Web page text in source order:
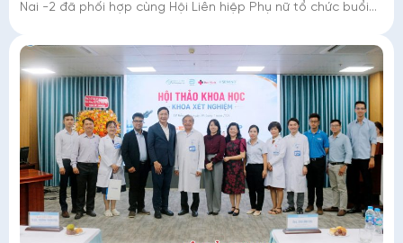
Nai -2 đã phối hợp cùng Hội Liên hiệp Phụ nữ tổ chức buổi